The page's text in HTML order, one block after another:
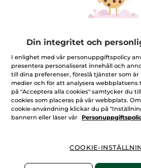
Läppenna, 05. Fuchsia
Penna 1.1 g - 8 nyanser
(3)
169,00 Kr
-50% vid köp av 2 sminkprodukter
Din integritet och
I enlighet med vår personuppgiftspolicy
presentera personaliserat innehåll och
till dina preferenser, föreslå tjänster som är
medier och för att analysera webbplatsens
på "Acceptera alla cookies" samtycker du
cookies som placeras på vår webbplats.
cookie-användning klickar du på
bannern eller läser vår
COOKIE-